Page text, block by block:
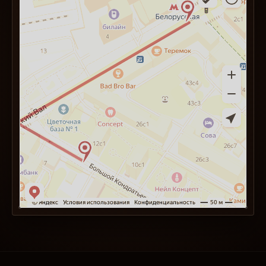
Непоследнее место среди них занимает
состояние механизма и деталей внешнего
оформления. И здесь возникает парадокс:
чем старше часы, тем, с одной стороны, они
ценнее, а с другой стороны — тем хуже их
состояние. Зачастую в руки коллекционера
попадают экземпляры с уникальной судьбой
и историей, но находящиеся в настолько
плачевном состоянии, что даже в руки брать
неприятно.
Многие владельцы таких часов обращаются к
различным мастерам или же в центр